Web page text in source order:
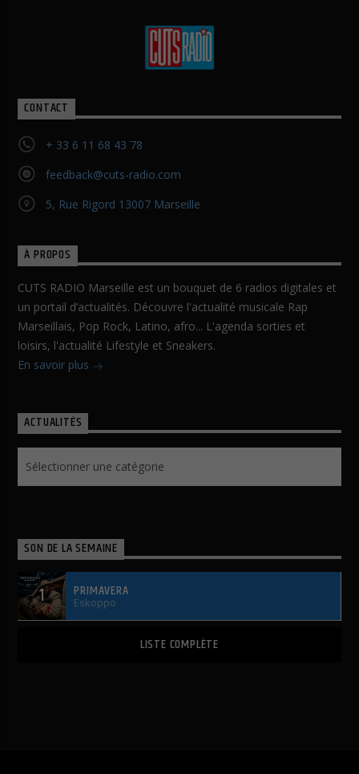
CONTACT
+ 33 6 11 68 43 78
feedback@cuts-radio.com
5, Rue Rigord 13007 Marseille
À PROPOS
CUTS RADIO Marseille est un bouquet de 6 radios digitales et
un portail d’actualités. Découvre l'actualité musicale Rap
Marseillais, Pop Rock, Latino, afro... L'agenda sorties et
loisirs, l'actualité Lifestyle et Sneakers.
En savoir plus
ACTUALITÉS
SON DE LA SEMAINE
1 PRIMAVERA
Eskoppo
LISTE COMPLÈTE